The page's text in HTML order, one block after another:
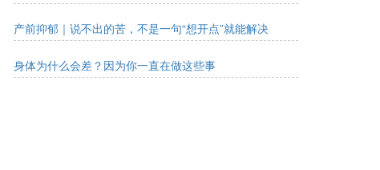
产前抑郁｜说不出的苦，不是一句“想开点”就能解决
身体为什么会差？因为你一直在做这些事